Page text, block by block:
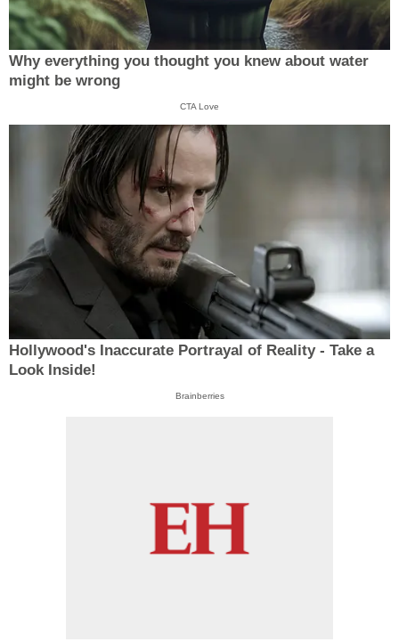
Why everything you thought you knew about water
might be wrong
CTA Love
Hollywood's Inaccurate Portrayal of Reality - Take a
Look Inside!
Brainberries